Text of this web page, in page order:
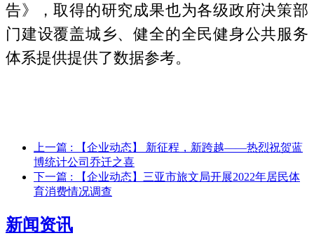
告》，取得的研究成果也为各级政府决策部
门建设覆盖城乡、健全的全民健身公共服务
体系提供提供了数据参考。
上一篇 : 【企业动态】 新征程，新跨越——热烈祝贺蓝
博统计公司乔迁之喜
下一篇 : 【企业动态】三亚市旅文局开展2022年居民体
育消费情况调查
新闻资讯